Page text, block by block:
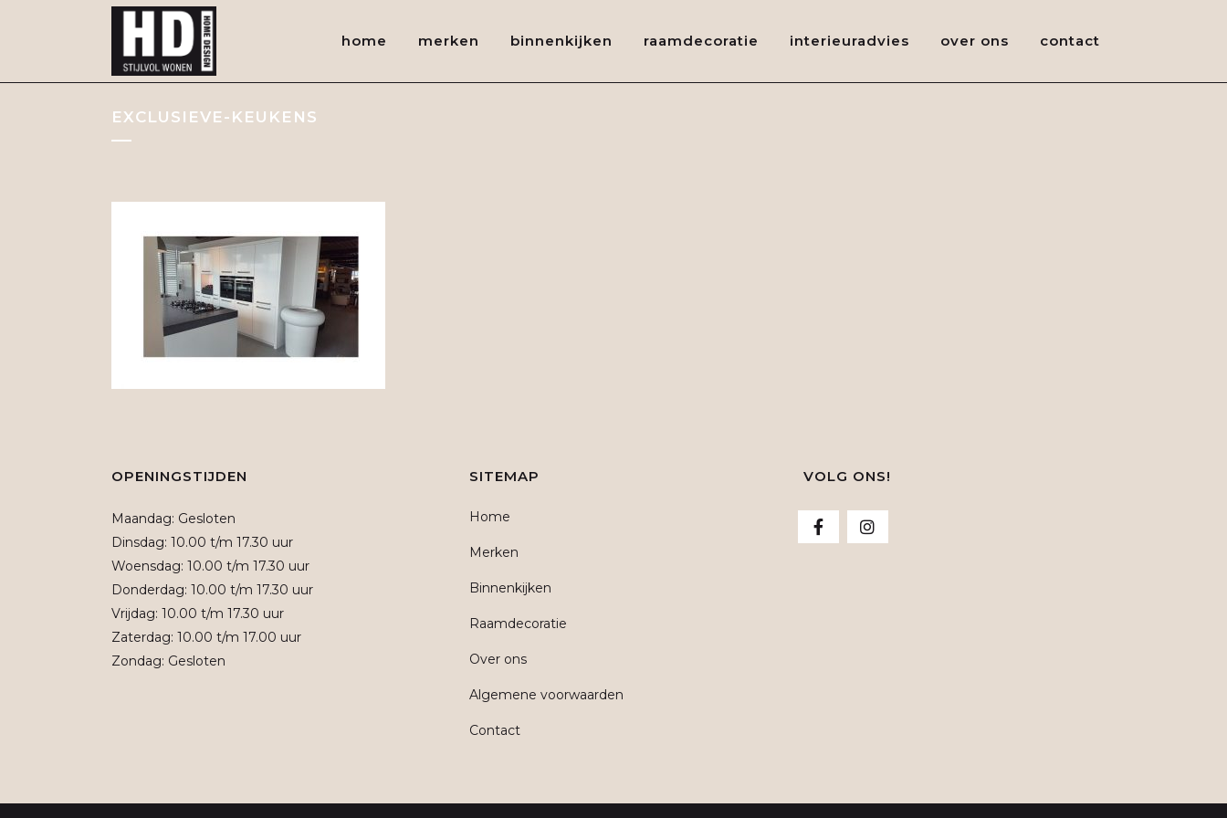
home merken binnenkijken raamdecoratie interieuradvies over ons contact
EXCLUSIEVE-KEUKENS
OPENINGSTIJDEN
Maandag: Gesloten
Dinsdag: 10.00 t/m 17.30 uur
Woensdag: 10.00 t/m 17.30 uur
Donderdag: 10.00 t/m 17.30 uur
Vrijdag: 10.00 t/m 17.30 uur
Zaterdag: 10.00 t/m 17.00 uur
Zondag: Gesloten
SITEMAP
Home
Merken
Binnenkijken
Raamdecoratie
Over ons
Algemene voorwaarden
Contact
VOLG ONS!